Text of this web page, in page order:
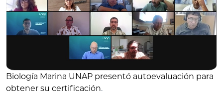
Biología Marina UNAP presentó autoevaluación para
obtener su certificación.